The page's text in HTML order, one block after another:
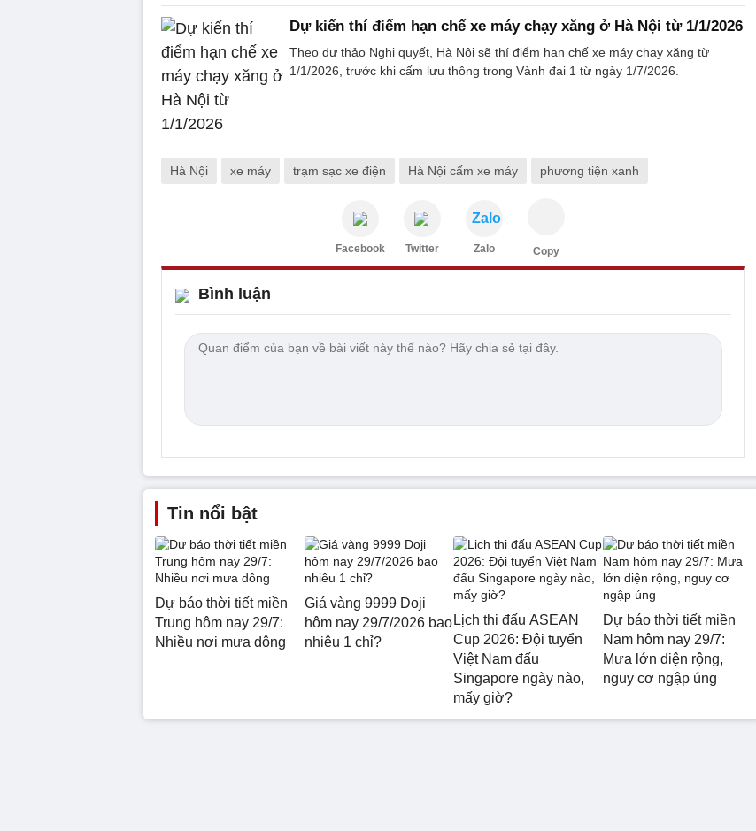
Dự kiến thí điểm hạn chế xe máy chạy xăng ở Hà Nội từ 1/1/2026
Theo dự thảo Nghị quyết, Hà Nội sẽ thí điểm hạn chế xe máy chạy xăng từ
1/1/2026, trước khi cấm lưu thông trong Vành đai 1 từ ngày 1/7/2026.
Hà Nội xe máy trạm sạc xe điện Hà Nội cấm xe máy phương tiện xanh
Facebook Twitter
Zalo
Zalo Copy
Bình luận
Tin nổi bật
Dự báo thời tiết miền
Trung hôm nay 29/7:
Nhiều nơi mưa dông
Giá vàng 9999 Doji
hôm nay 29/7/2026 bao
nhiêu 1 chỉ?
Lịch thi đấu ASEAN
Cup 2026: Đội tuyển
Việt Nam đấu
Singapore ngày nào,
mấy giờ?
Dự báo thời tiết miền
Nam hôm nay 29/7:
Mưa lớn diện rộng,
nguy cơ ngập úng